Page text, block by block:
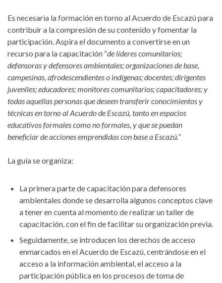
Es necesaria la formación en torno al Acuerdo de Escazú para
contribuir a la compresión de su contenido y fomentar la
participación. Aspira el documento a convertirse en un
recurso para la capacitación “de líderes comunitarios;
defensoras y defensores ambientales; organizaciones de base,
campesinas, afrodescendientes o indígenas; docentes; dirigentes
juveniles; educadores; monitores comunitarios; capacitadores; y
todas aquellas personas que deseen transferir conocimientos y
técnicas en torno al Acuerdo de Escazú, tanto en espacios
educativos formales como no formales, y que se puedan
beneficiar de acciones emprendidas con base a Escazú.”
La guía se organiza:
La primera parte de capacitación para defensores
ambientales donde se desarrolla algunos conceptos clave
a tener en cuenta al momento de realizar un taller de
capacitación, con el fin de facilitar su organización previa.
Seguidamente, se introducen los derechos de acceso
enmarcados en el Acuerdo de Escazú, centrándose en el
acceso a la información ambiental, el acceso a la
participación pública en los procesos de toma de